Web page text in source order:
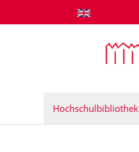
zum Inhalt springen
Hochschulbibliothek